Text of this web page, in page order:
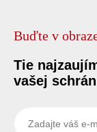
Buďte v
Tie
vašej